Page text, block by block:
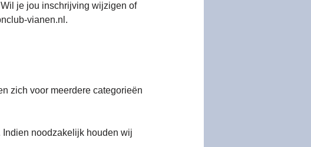
je jou inschrijving wijzigen of
vianen.nl.
zich voor meerdere categorieën
noodzakelijk houden wij